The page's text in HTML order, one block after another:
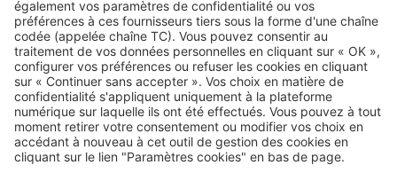
Image
Aménagement extérieur
Douche de jardin : autorisation,
évacuation, prix… ce qu'il faut
savoir avant de se lancer
Image
Aménagement extérieur